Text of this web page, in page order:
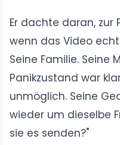
Er dachte daran, zur
wenn das Video
Seine Familie. Seine
Panikzustand war
unmöglich. Seine
wieder um dieselbe
sie es senden?"